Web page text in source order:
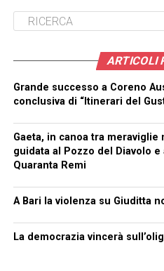
ARTICOLI
Grande successo a Coreno
conclusiva di “Itinerari del
Gaeta, in canoa tra meraviglie
guidata al Pozzo del Diavolo
Quaranta Remi
A Bari la violenza su Giuditta
La democrazia vincerà